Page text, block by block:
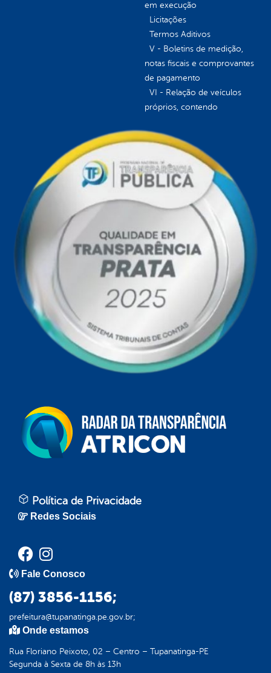
em execução
Licitações
Termos Aditivos
V - Boletins de medição,
notas fiscais e comprovantes
de pagamento
VI - Relação de veículos
próprios, contendo
Política de Privacidade
Redes Sociais
Fale Conosco
(87) 3856-1156;
prefeitura@tupanatinga.pe.gov.br;
Onde estamos
Rua Floriano Peixoto, 02 – Centro – Tupanatinga-PE
Segunda à Sexta de 8h às 13h